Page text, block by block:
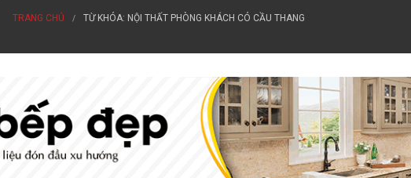
TRANG CHỦ TỪ KHÓA: NỘI THẤT PHÒNG KHÁCH CÓ CẦU THANG